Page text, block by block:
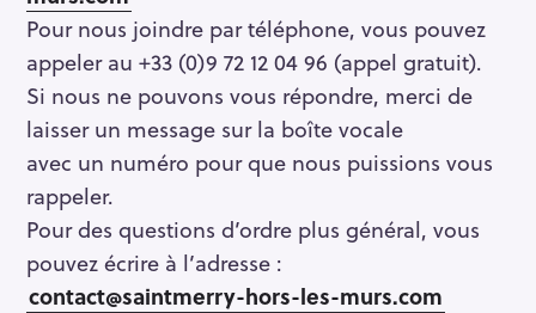
Pour nous joindre par téléphone, vous pouvez
appeler au +33 (0)9 72 12 04 96 (appel gratuit).
Si nous ne pouvons vous répondre, merci de
laisser un message sur la boîte vocale
avec un numéro pour que nous puissions vous
rappeler.
Pour des questions d’ordre plus général, vous
pouvez écrire à l’adresse :
contact@saintmerry-hors-les-murs.com